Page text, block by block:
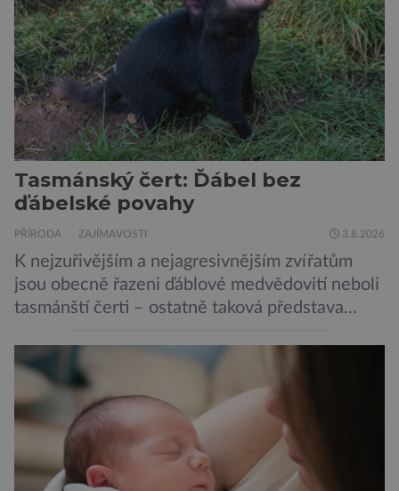
sítí […]
Tasmánský čert: Ďábel bez
ďábelské povahy
PŘÍRODA ZAJÍMAVOSTI 3.8.2026
K nejzuřivějším a nejagresivnějším zvířatům
jsou obecně řazeni ďáblové medvědovití neboli
tasmánští čerti – ostatně taková představa
vačnatci, vyskytující se dnes již výhradně na
ostrově Tasmánie, si však takovou nálepku
vůbec nezaslouží. Fakticky se totiž spíše než o
zákeřné a nebezpečné vzteklouny jedná o
plaché živočichy. Velikostně […]